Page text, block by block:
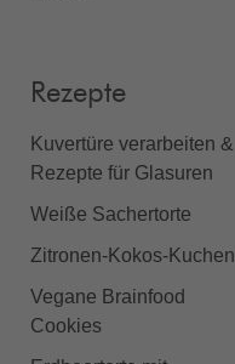
Rezepte
Kuvertüre verarbeiten &
Rezepte für Glasuren
Weiße Sachertorte
Zitronen-Kokos-Kuchen
Vegane Brainfood
Cookies